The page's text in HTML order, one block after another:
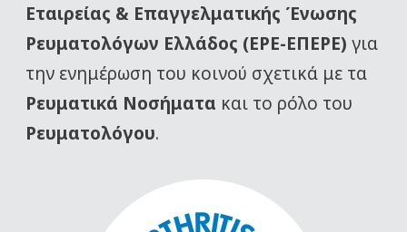
Εταιρείας & Επαγγελματικής Ένωσης
Ρευματολόγων Ελλάδος (ΕΡΕ-ΕΠΕΡΕ) για
την ενημέρωση του κοινού σχετικά με τα
Ρευματικά Νοσήματα και το ρόλο του
Ρευματολόγου.